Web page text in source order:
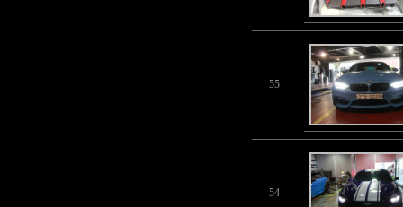
55
54